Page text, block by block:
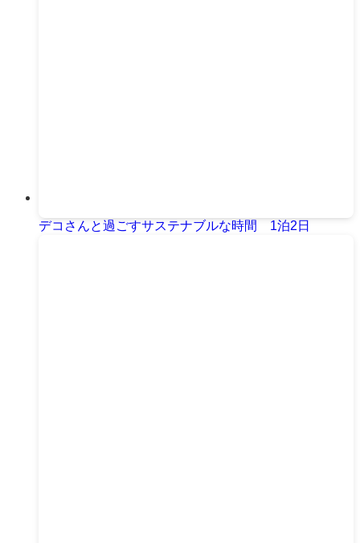
デコさんと過ごすサステナブルな時間 1泊2日